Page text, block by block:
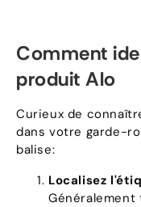
Comment
produit Alo
Curieux de
dans votre garde-
balise:
Localisez